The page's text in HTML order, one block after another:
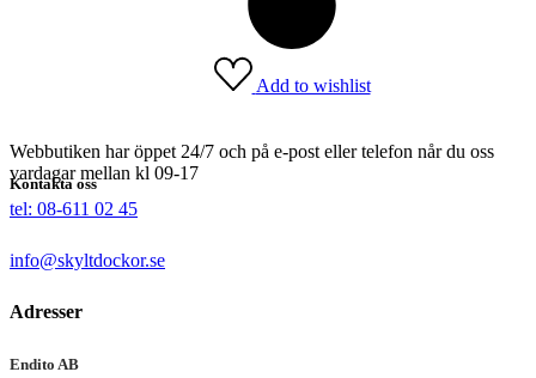
Add to wishlist
Webbutiken har öppet 24/7 och på e-post eller telefon når du oss
vardagar mellan kl 09-17
Kontakta oss
tel: 08-611 02 45
info@skyltdockor.se
Adresser
Endito AB